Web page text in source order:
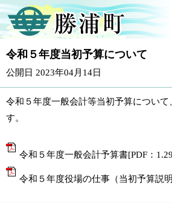
令和５年度当初予算について
公開日 2023年04月14日
令和５年度一般会計等当初予算について
す。
令和５年度一般会計予算書[PDF：
令和５年度役場の仕事（当初予算説